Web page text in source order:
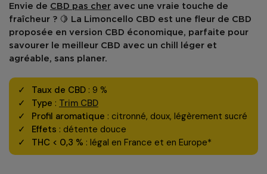
Envie de CBD pas cher avec une vraie touche de
fraîcheur ? 🍋 La
Limoncello CBD est une fleur de CBD
proposée en version CBD économique, parfaite pour
savourer le meilleur CBD avec un chill léger et
agréable, sans planer.
Taux de CBD : 9 %
Type : Trim CBD
Profil aromatique : citronné, doux, légèrement sucré
Effets : détente douce
THC < 0,3 % : légal en France et en Europe*